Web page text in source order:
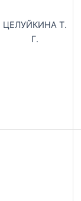
ЦЕЛУЙКИНА Т.
Г.